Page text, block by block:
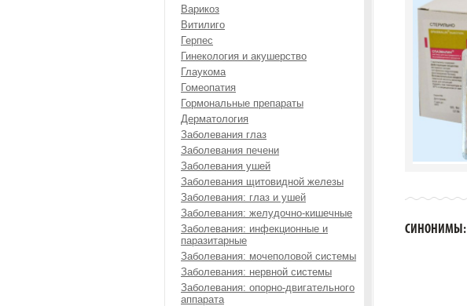
Варикоз
Витилиго
Герпес
Гинекология и акушерство
Глаукома
Гомеопатия
Гормональные препараты
Дерматология
Заболевания глаз
Заболевания печени
Заболевания ушей
Заболевания щитовидной железы
Заболевания: глаз и ушей
Заболевания: желудочно-кишечные
Заболевания: инфекционные и
паразитарные
Заболевания: мочеполовой системы
Заболевания: нервной системы
Заболевания: опорно-двигательного
аппарата
СИНОНИМЫ: